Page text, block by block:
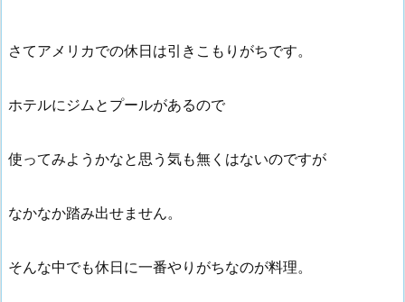
さてアメリカでの休日は引きこもりがちです。
ホテルにジムとプールがあるので
使ってみようかなと思う気も無くはないのですが
なかなか踏み出せません。
そんな中でも休日に一番やりがちなのが料理。